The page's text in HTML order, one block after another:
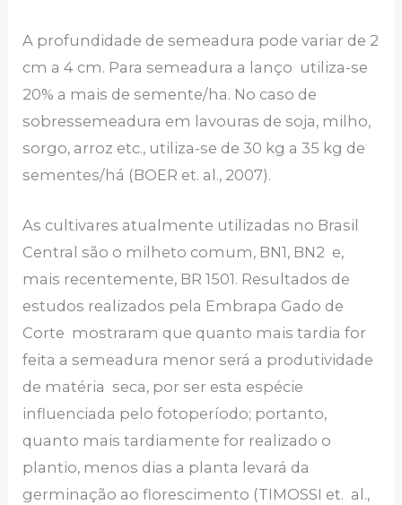
A profundidade de semeadura pode variar de 2
cm a 4 cm. Para semeadura a lanço utiliza-se
20% a mais de semente/ha. No caso de
sobressemeadura em lavouras de soja, milho,
sorgo, arroz etc., utiliza-se de 30 kg a 35 kg de
sementes/há (BOER et. al., 2007).
As cultivares atualmente utilizadas no Brasil
Central são o milheto comum, BN1, BN2 e,
mais recentemente, BR 1501. Resultados de
estudos realizados pela Embrapa Gado de
Corte mostraram que quanto mais tardia for
feita a semeadura menor será a produtividade
de matéria seca, por ser esta espécie
influenciada pelo fotoperíodo; portanto,
quanto mais tardiamente for realizado o
plantio, menos dias a planta levará da
germinação ao florescimento (TIMOSSI et. al.,